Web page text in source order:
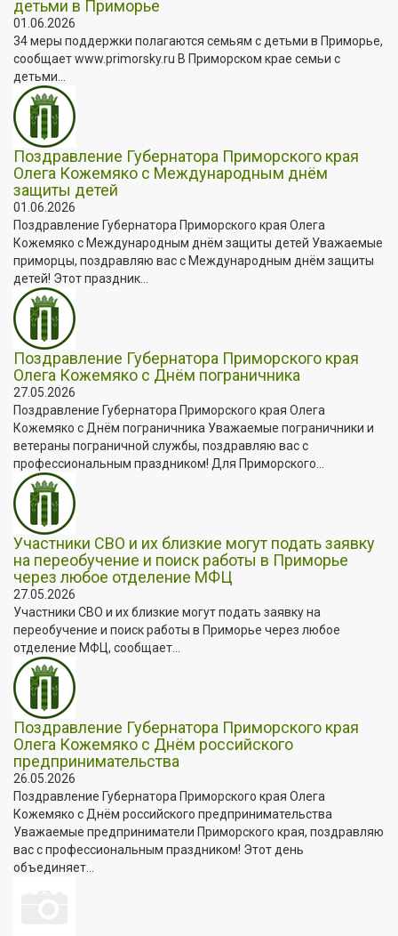
детьми в Приморье
01.06.2026
34 меры поддержки полагаются семьям с детьми в Приморье,
сообщает www.primorsky.ru В Приморском крае семьи с
детьми...
Поздравление Губернатора Приморского края
Олега Кожемяко с Международным днём
защиты детей
01.06.2026
Поздравление Губернатора Приморского края Олега
Кожемяко с Международным днём защиты детей Уважаемые
приморцы, поздравляю вас с Международным днём защиты
детей! Этот праздник...
Поздравление Губернатора Приморского края
Олега Кожемяко с Днём пограничника
27.05.2026
Поздравление Губернатора Приморского края Олега
Кожемяко с Днём пограничника Уважаемые пограничники и
ветераны пограничной службы, поздравляю вас с
профессиональным праздником! Для Приморского...
Участники СВО и их близкие могут подать заявку
на переобучение и поиск работы в Приморье
через любое отделение МФЦ
27.05.2026
Участники СВО и их близкие могут подать заявку на
переобучение и поиск работы в Приморье через любое
отделение МФЦ, сообщает...
Поздравление Губернатора Приморского края
Олега Кожемяко с Днём российского
предпринимательства
26.05.2026
Поздравление Губернатора Приморского края Олега
Кожемяко с Днём российского предпринимательства
Уважаемые предприниматели Приморского края, поздравляю
вас с профессиональным праздником! Этот день
объединяет...